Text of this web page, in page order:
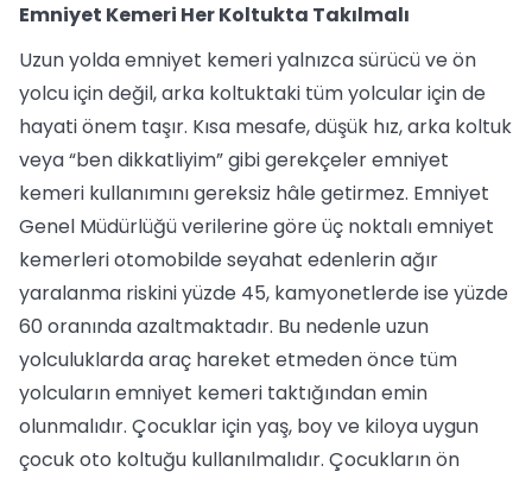
Emniyet Kemeri Her Koltukta Takılmalı
Uzun yolda emniyet kemeri yalnızca sürücü ve ön
yolcu için değil, arka koltuktaki tüm yolcular için de
hayati önem taşır. Kısa mesafe, düşük hız, arka koltuk
veya “ben dikkatliyim” gibi gerekçeler emniyet
kemeri kullanımını gereksiz hâle getirmez. Emniyet
Genel Müdürlüğü verilerine göre üç noktalı emniyet
kemerleri otomobilde seyahat edenlerin ağır
yaralanma riskini yüzde 45, kamyonetlerde ise yüzde
60 oranında azaltmaktadır. Bu nedenle uzun
yolculuklarda araç hareket etmeden önce tüm
yolcuların emniyet kemeri taktığından emin
olunmalıdır. Çocuklar için yaş, boy ve kiloya uygun
çocuk oto koltuğu kullanılmalıdır. Çocukların ön